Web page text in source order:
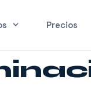
Precios